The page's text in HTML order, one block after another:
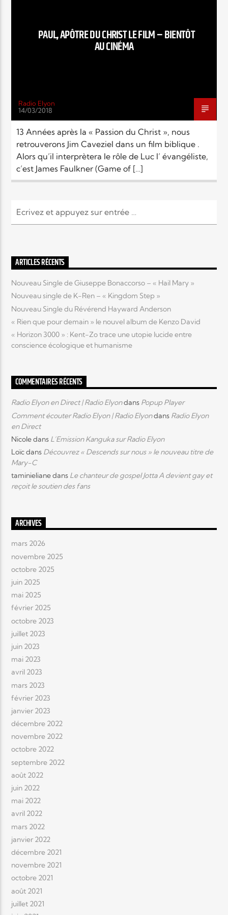
Radio Elyon
Elyon Rhema
Elyon Hits
Elyon Live
Elyon Kids
PAUL, APÔTRE DU CHRIST LE FILM – BIENTÔT
AU CINÉMA
Radio Elyon
14/03/2018
13 Années après la « Passion du Christ », nous
retrouverons Jim Caveziel dans un film biblique .
Alors qu’il interprètera le rôle de Luc l’ évangéliste,
c’est James Faulkner (Game of […]
ARTICLES RÉCENTS
Nouveau Single de Giuseppe Bonaccorso – « Hail Mary »
Nouveau single de K-Ren – « Kingdom Step »
Nouveau Single du Révérend Hayward Anderson
« Rien que pour demain » le nouvel album de Kenzo David
« Horizon 3000 » : Kent-Zo trace une utopie lucide entre
conscience écologique et humanisme
COMMENTAIRES RÉCENTS
Radio Elyon en Direct | Radio Elyondans Popup Player
Comment écouter Radio Elyon | Radio Elyondans Radio Elyon
en Direct
Nicoledans L’Emission Kanguka sur Radio Elyon
Loïcdans Découvrez « Descends sur nous » le nouveau titre de
Mary-C
taminielianedans Le chanteur de gospel Jotta A devient gay et
reçoit le soutien des fans
ARCHIVES
mars 2026
novembre 2025
octobre 2025
juin 2025
mai 2025
février 2025
octobre 2023
juillet 2023
juin 2023
mai 2023
avril 2023
mars 2023
février 2023
janvier 2023
décembre 2022
novembre 2022
octobre 2022
septembre 2022
août 2022
juin 2022
mai 2022
avril 2022
mars 2022
janvier 2022
décembre 2021
novembre 2021
octobre 2021
août 2021
juillet 2021